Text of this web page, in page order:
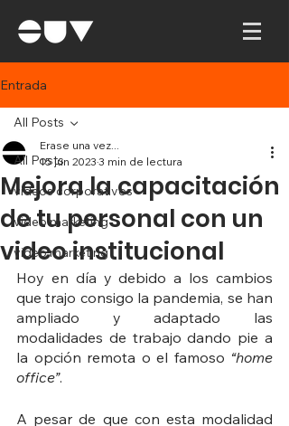
Entrada
All Posts
videos corporativos
video marketing
video marketing
All Posts
Mejora la capacitación
de tu personal con un
video institucional
Erase una vez...
15 jun 2023 3 min de lectura
Hoy en día y debido a los cambios
que trajo consigo la pandemia, se han
ampliado y adaptado las
modalidades de trabajo dando pie a
la opción remota o el famoso “home
office”.
A pesar de que con esta modalidad